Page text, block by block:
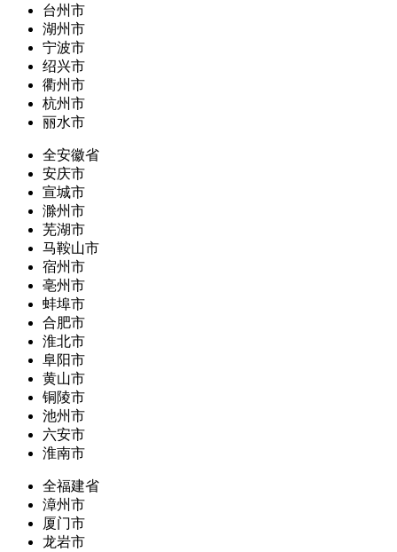
台州市
湖州市
宁波市
绍兴市
衢州市
杭州市
丽水市
全安徽省
安庆市
宣城市
滁州市
芜湖市
马鞍山市
宿州市
亳州市
蚌埠市
合肥市
淮北市
阜阳市
黄山市
铜陵市
池州市
六安市
淮南市
全福建省
漳州市
厦门市
龙岩市